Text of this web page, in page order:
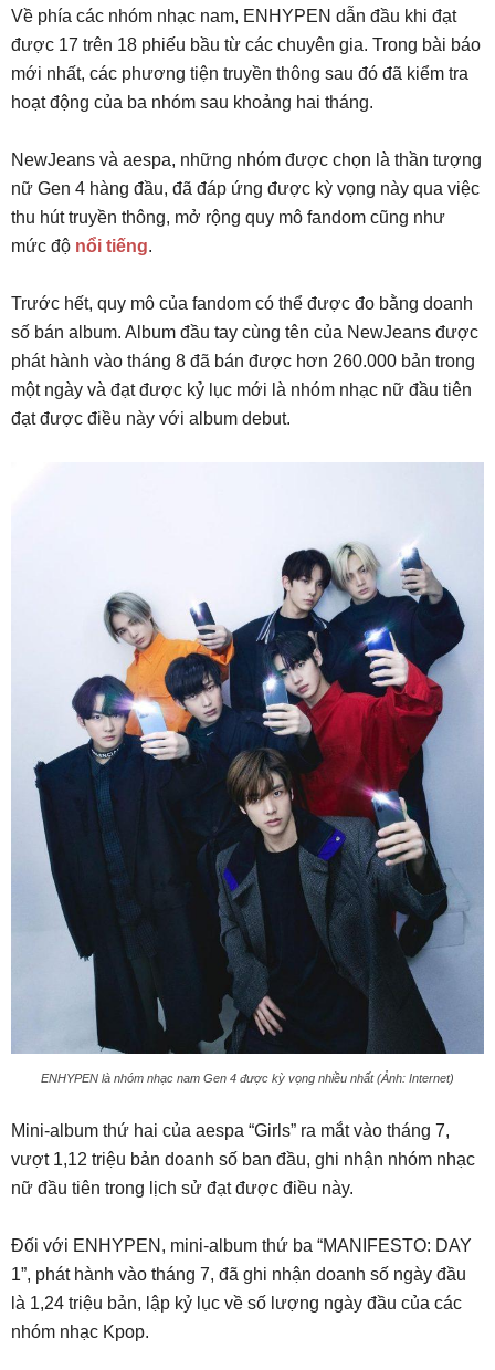
Về phía các nhóm nhạc nam, ENHYPEN dẫn đầu khi đạt
được 17 trên 18 phiếu bầu từ các chuyên gia. Trong bài báo
mới nhất, các phương tiện truyền thông sau đó đã kiểm tra
hoạt động của ba nhóm sau khoảng hai tháng.
NewJeans và aespa, những nhóm được chọn là thần tượng
nữ Gen 4 hàng đầu, đã đáp ứng được kỳ vọng này qua việc
thu hút truyền thông, mở rộng quy mô fandom cũng như
mức độ nổi tiếng.
Trước hết, quy mô của fandom có ​​thể được đo bằng doanh
số bán album. Album đầu tay cùng tên của NewJeans được
phát hành vào tháng 8 đã bán được hơn 260.000 bản trong
một ngày và đạt được kỷ lục mới là nhóm nhạc nữ đầu tiên
đạt được điều này với album debut.
ENHYPEN là nhóm nhạc nam Gen 4 được kỳ vọng nhiều nhất (Ảnh: Internet)
Mini-album thứ hai của aespa “Girls” ra mắt vào tháng 7,
vượt 1,12 triệu bản doanh số ban đầu, ghi nhận nhóm nhạc
nữ đầu tiên trong lịch sử đạt được điều này.
Đối với ENHYPEN, mini-album thứ ba “MANIFESTO: DAY
1”, phát hành vào tháng 7, đã ghi nhận doanh số ngày đầu
là 1,24 triệu bản, lập kỷ lục về số lượng ngày đầu của các
nhóm nhạc Kpop.